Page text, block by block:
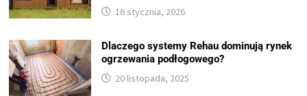
16 stycznia, 2026
Dlaczego systemy Rehau dominują rynek
ogrzewania podłogowego?
20 listopada, 2025